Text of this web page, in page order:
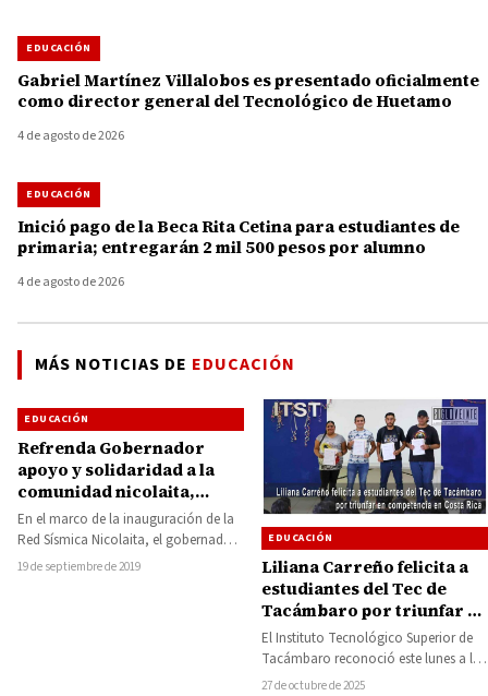
EDUCACIÓN
Gabriel Martínez Villalobos es presentado oficialmente
como director general del Tecnológico de Huetamo
4 de agosto de 2026
EDUCACIÓN
Inició pago de la Beca Rita Cetina para estudiantes de
primaria; entregarán 2 mil 500 pesos por alumno
4 de agosto de 2026
MÁS NOTICIAS DE EDUCACIÓN
EDUCACIÓN
Refrenda Gobernador
apoyo y solidaridad a la
comunidad nicolaita,
entrega seis obras de
infraestructura que
suman un monto de 32
millones 334 mil 272 pesos
En el marco de la inauguración de la
Red Sísmica Nicolaita, el gobernador
de Michoacán, Silvano Aureoles
19 de septiembre de 2019
EDUCACIÓN
Liliana Carreño felicita a
estudiantes del Tec de
Tacámbaro por triunfar en
competencia en Costa Rica
El Instituto Tecnológico Superior de
Tacámbaro reconoció este lunes a los
estudiantes de Ingeniería en Sistemas
27 de octubre de 2025